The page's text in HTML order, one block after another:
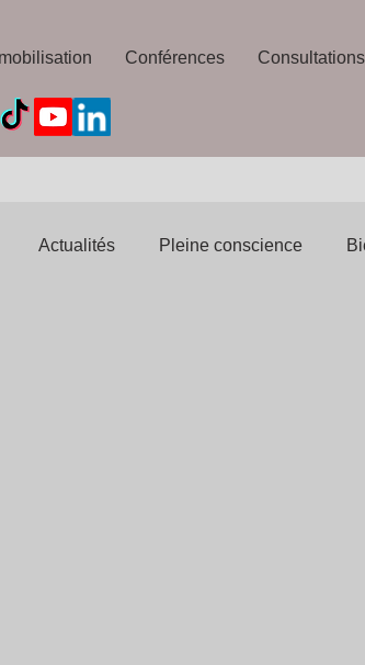
Conférences Consultations
Actualités Pleine conscience